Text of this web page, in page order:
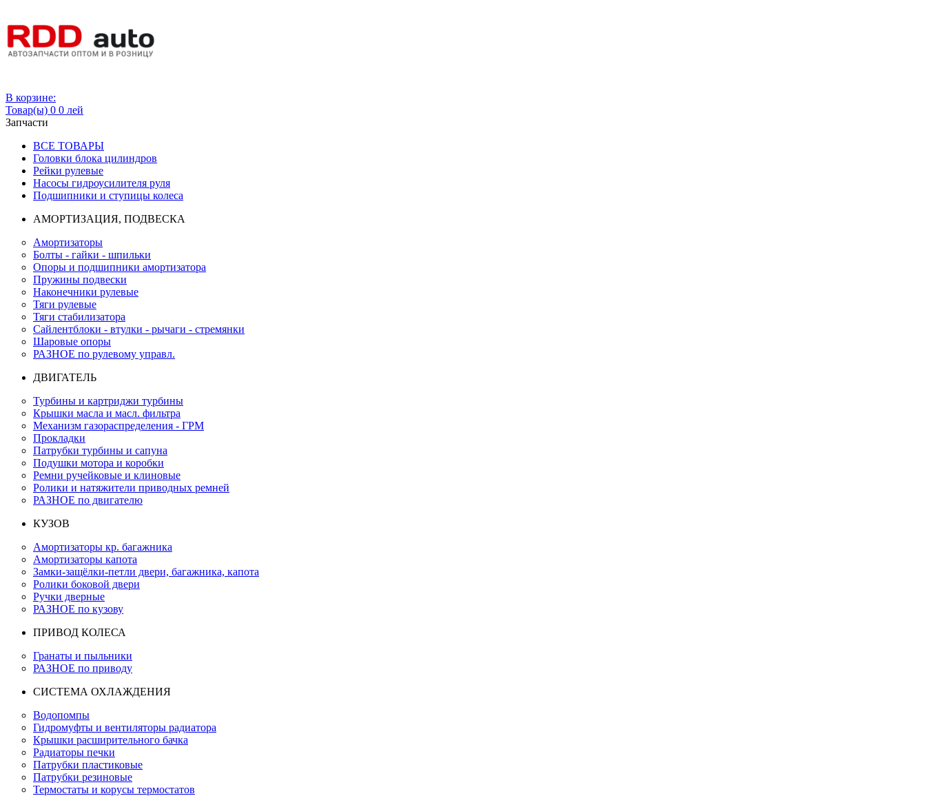
В корзине:
Товар(ы) 0 0 лей
Запчасти
ВСЕ ТОВАРЫ
Головки блока цилиндров
Рейки рулевые
Насосы гидроусилителя руля
Подшипники и ступицы колеса
АМОРТИЗАЦИЯ, ПОДВЕСКА
Амортизаторы
Болты - гайки - шпильки
Опоры и подшипники амортизатора
Пружины подвески
Наконечники рулевые
Тяги рулевые
Тяги стабилизатора
Сайлентблоки - втулки - рычаги - стремянки
Шаровые опоры
РАЗНОЕ по рулевому управл.
ДВИГАТЕЛЬ
Турбины и картриджи турбины
Крышки масла и масл. фильтра
Механизм газораспределения - ГРМ
Прокладки
Патрубки турбины и сапуна
Подушки мотора и коробки
Ремни ручейковые и клиновые
Ролики и натяжители приводных ремней
РАЗНОЕ по двигателю
КУЗОВ
Амортизаторы кр. багажника
Амортизаторы капота
Замки-защёлки-петли двери, багажника, капота
Ролики боковой двери
Ручки дверные
РАЗНОЕ по кузову
ПРИВОД КОЛЕСА
Гранаты и пыльники
РАЗНОЕ по приводу
СИСТЕМА ОХЛАЖДЕНИЯ
Водопомпы
Гидромуфты и вентиляторы радиатора
Крышки расширительного бачка
Радиаторы печки
Патрубки пластиковые
Патрубки резиновые
Термостаты и корусы термостатов